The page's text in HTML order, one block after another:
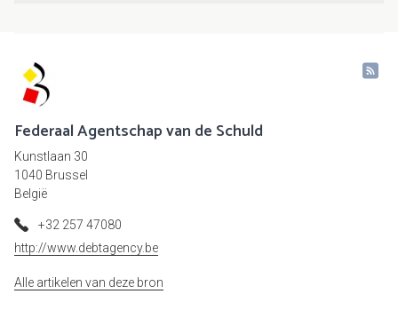
Federaal Agentschap van de Schuld
Kunstlaan 30
1040 Brussel
België
+32 257 47080
http://www.debtagency.be
Alle artikelen van deze bron